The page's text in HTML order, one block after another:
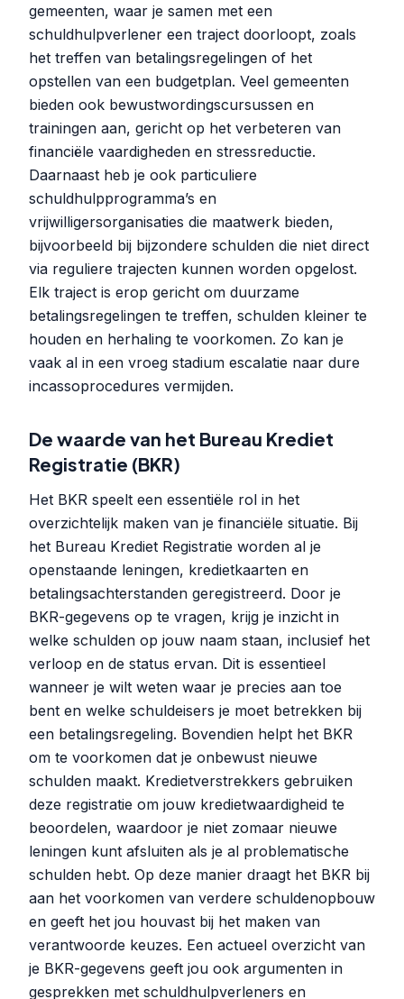
gemeenten, waar je samen met een
schuldhulpverlener een traject doorloopt, zoals
het treffen van betalingsregelingen of het
opstellen van een budgetplan. Veel gemeenten
bieden ook bewustwordingscursussen en
trainingen aan, gericht op het verbeteren van
financiële vaardigheden en stressreductie.
Daarnaast heb je ook particuliere
schuldhulpprogramma’s en
vrijwilligersorganisaties die maatwerk bieden,
bijvoorbeeld bij bijzondere schulden die niet direct
via reguliere trajecten kunnen worden opgelost.
Elk traject is erop gericht om duurzame
betalingsregelingen te treffen, schulden kleiner te
houden en herhaling te voorkomen. Zo kan je
vaak al in een vroeg stadium escalatie naar dure
incassoprocedures vermijden.
De waarde van het Bureau Krediet
Registratie (BKR)
Het BKR speelt een essentiële rol in het
overzichtelijk maken van je financiële situatie. Bij
het Bureau Krediet Registratie worden al je
openstaande leningen, kredietkaarten en
betalingsachterstanden geregistreerd. Door je
BKR-gegevens op te vragen, krijg je inzicht in
welke schulden op jouw naam staan, inclusief het
verloop en de status ervan. Dit is essentieel
wanneer je wilt weten waar je precies aan toe
bent en welke schuldeisers je moet betrekken bij
een betalingsregeling. Bovendien helpt het BKR
om te voorkomen dat je onbewust nieuwe
schulden maakt. Kredietverstrekkers gebruiken
deze registratie om jouw kredietwaardigheid te
beoordelen, waardoor je niet zomaar nieuwe
leningen kunt afsluiten als je al problematische
schulden hebt. Op deze manier draagt het BKR bij
aan het voorkomen van verdere schuldenopbouw
en geeft het jou houvast bij het maken van
verantwoorde keuzes. Een actueel overzicht van
je BKR-gegevens geeft jou ook argumenten in
gesprekken met schuldhulpverleners en